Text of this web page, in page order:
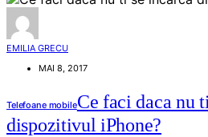
EMILIA GRECU
MAI 8, 2017
Telefoane mobileCe faci daca nu
dispozitivul iPhone?